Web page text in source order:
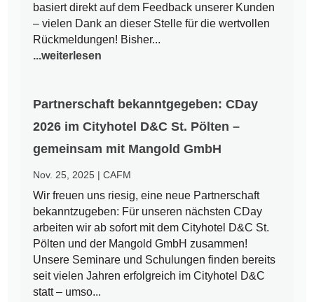
basiert direkt auf dem Feedback unserer Kunden
– vielen Dank an dieser Stelle für die wertvollen
Rückmeldungen! Bisher...
...weiterlesen
Partnerschaft bekanntgegeben: CDay
2026 im Cityhotel D&C St. Pölten –
gemeinsam mit Mangold GmbH
Nov. 25, 2025 |CAFM
Wir freuen uns riesig, eine neue Partnerschaft
bekanntzugeben: Für unseren nächsten CDay
arbeiten wir ab sofort mit dem Cityhotel D&C St.
Pölten und der Mangold GmbH zusammen!
Unsere Seminare und Schulungen finden bereits
seit vielen Jahren erfolgreich im Cityhotel D&C
statt – umso...